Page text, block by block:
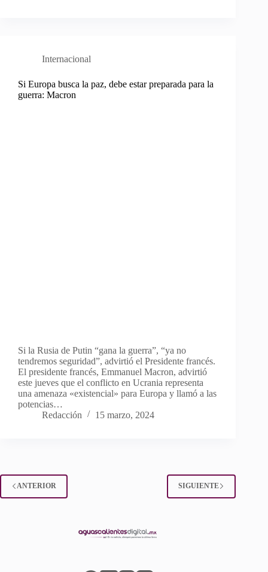
Internacional
Si Europa busca la paz, debe estar preparada para la
guerra: Macron
Si la Rusia de Putin “gana la guerra”, “ya no
tendremos seguridad”, advirtió el Presidente francés.
El presidente francés, Emmanuel Macron, advirtió
este jueves que el conflicto en Ucrania representa
una amenaza «existencial» para Europa y llamó a las
potencias…
Redacción
15 marzo, 2024
ANTERIOR SIGUIENTE